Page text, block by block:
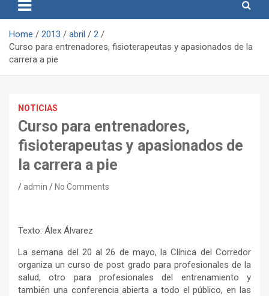
Home 2013 abril
2
Curso para entrenadores, fisioterapeutas y apasionados de la
carrera a pie
NOTICIAS
Curso para entrenadores,
fisioterapeutas y apasionados de
la carrera a pie
admin No Comments
Texto: Álex Álvarez
La semana del 20 al 26 de mayo, la Clínica del Corredor
organiza un curso de post grado para profesionales de la
salud, otro para profesionales del entrenamiento y
también una conferencia abierta a todo el público, en las